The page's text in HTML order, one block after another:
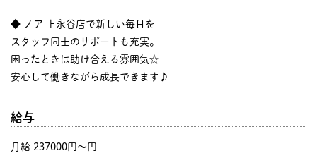
◆ ノア 上永谷店で新しい毎日を
スタッフ同士のサポートも充実。
困ったときは助け合える雰囲気☆
安心して働きながら成長できます♪
給与
月給 237000円〜円